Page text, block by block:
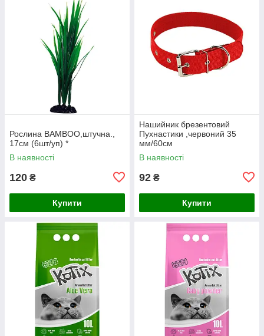
Рослина BAMBOO,штучна.,
17см (6шт/уп) *
В наявності
120 ₴
Купити
Нашийник брезентовий
Пухнастики ,червоний 35
мм/60см
В наявності
92 ₴
Купити